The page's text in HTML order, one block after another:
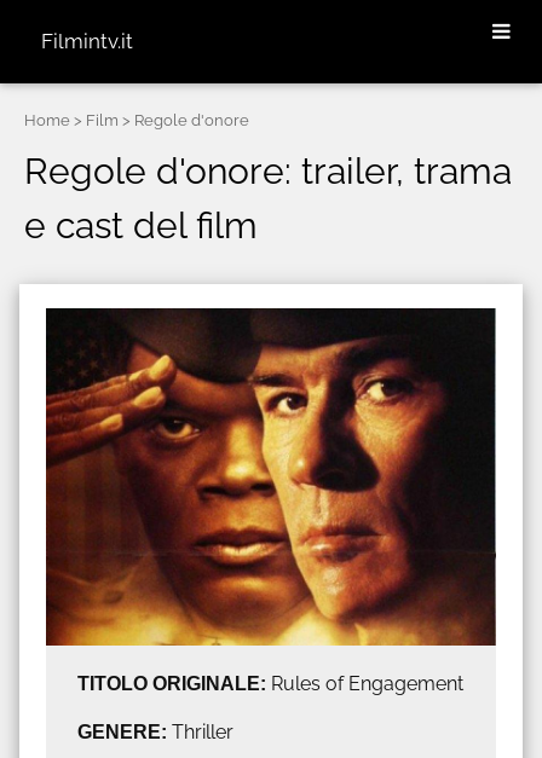
Filmintv.it
Home > Film > Regole d'onore
Regole d'onore: trailer, trama
e cast del film
TITOLO ORIGINALE: Rules of Engagement
GENERE: Thriller